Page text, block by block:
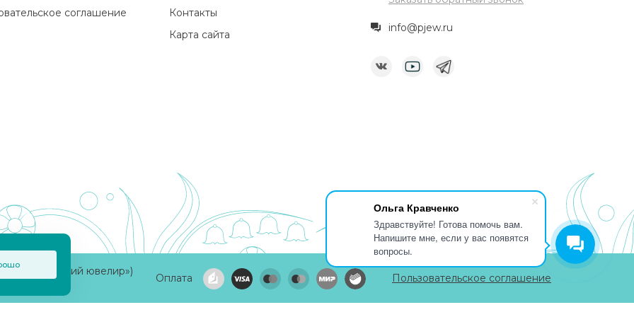
Ольга Кравченко
Здравствуйте! Готова помочь вам.
Напишите мне, если у вас появятся
вопросы.
соглашение
Контакты
Карта сайта
info@pjew.ru
ювелир»)
Оплата Пользовательское соглашение